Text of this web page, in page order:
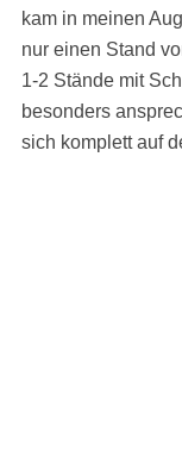
kam in meinen
nur einen Stand
1-2 Stände mit
besonders
sich komplett auf